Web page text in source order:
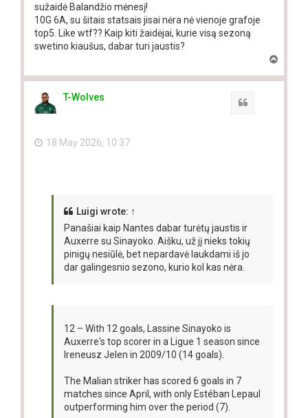
sužaidė Balandžio mėnesį!
10G 6A, su šitais statsais jisai nėra nė vienoje grafoje
top5. Like wtf?? Kaip kiti žaidėjai, kurie visą sezoną
swetino kiaušus, dabar turi jaustis?
p
T-Wolves
18 May 2026, 10:37
Luigi wrote: ↑
Panašiai kaip Nantes dabar turėtų jaustis ir
Auxerre su Sinayoko. Aišku, už jį nieks tokių
pinigų nesiūlė, bet nepardavė laukdami iš jo
dar galingesnio sezono, kurio kol kas nėra.
12 – With 12 goals, Lassine Sinayoko is
Auxerre's top scorer in a Ligue 1 season since
Ireneusz Jelen in 2009/10 (14 goals).
The Malian striker has scored 6 goals in 7
matches since April, with only Estéban Lepaul
outperforming him over the period (7).